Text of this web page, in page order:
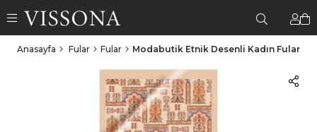
Anasayfa Fular Fular Modabutik Etnik Desenli Kadın Fular